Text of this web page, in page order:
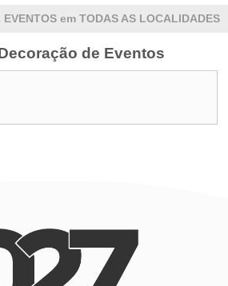
EVENTOS em TODAS AS LOCALIDADES
de Eventos